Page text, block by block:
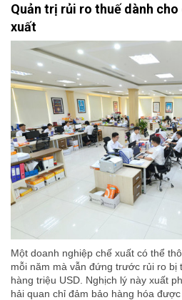
Quản trị rủi ro thuế dành
xuất
Một doanh nghiệp chế xuất có thể
mỗi năm mà vẫn đứng trước rủi ro bị
hàng triệu USD. Nghịch lý này xuất
hải quan chỉ đảm bảo hàng hóa